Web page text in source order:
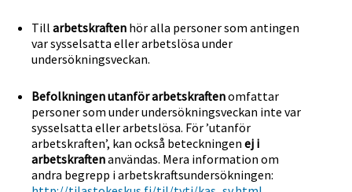
Till arbetskraften hör alla personer som antingen
var sysselsatta eller arbetslösa under
undersökningsveckan.
Befolkningen utanför arbetskraftenomfattar
personer som under undersökningsveckan inte var
sysselsatta eller arbetslösa. För ’utanför
arbetskraften’, kan också beteckningen ej i
arbetskraftenanvändas. Mera information om
andra begrepp i arbetskraftsundersökningen: